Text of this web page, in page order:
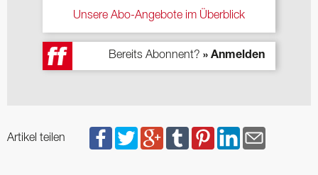
Unsere Abo-Angebote im Überblick
Bereits Abonnent? » Anmelden
Artikel teilen